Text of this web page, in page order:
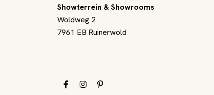
Showterrein & Showrooms
Woldweg 2
7961 EB Ruinerwold